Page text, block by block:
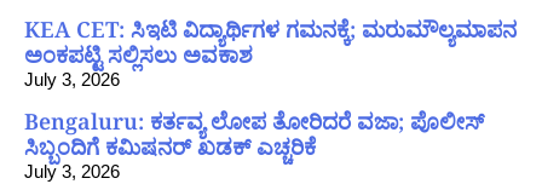
KEA CET: ಸಿಇಟಿ ವಿದ್ಯಾರ್ಥಿಗಳ ಗಮನಕ್ಕೆ; ಮರುಮೌಲ್ಯಮಾಪನ
ಅಂಕಪಟ್ಟಿ ಸಲ್ಲಿಸಲು ಅವಕಾಶ
July 3, 2026
Bengaluru: ಕರ್ತವ್ಯ ಲೋಪ ತೋರಿದರೆ ವಜಾ; ಪೊಲೀಸ್
ಸಿಬ್ಬಂದಿಗೆ ಕಮಿಷನರ್ ಖಡಕ್ ಎಚ್ಚರಿಕೆ
July 3, 2026